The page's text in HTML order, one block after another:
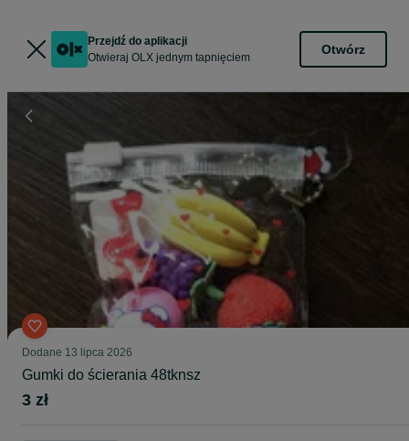
Przejdź do aplikacji
Otwieraj OLX jednym tapnięciem
Otwórz
Dodane 13 lipca 2026
Gumki do ścierania 48tknsz
3 zł